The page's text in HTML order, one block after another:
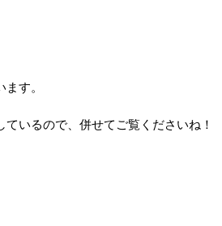
す。
いるので、併せてご覧くださいね！